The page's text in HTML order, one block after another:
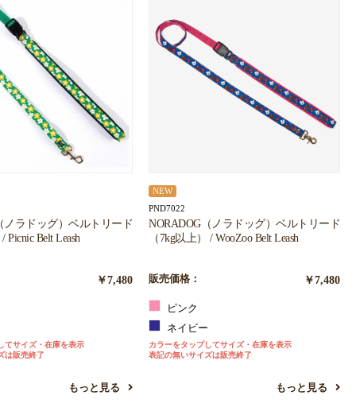
ノラドッグ）ベルトリード
Picnic Belt Leash
￥7,480
てサイズ・在庫を表示
は販売終了
もっと見る
NEW
PND7022
NORADOG（ノラドッグ）ベルトリード
（7kg以上） / WooZoo Belt Leash
販売価格： ￥7,480
ピンク
ネイビー
カラーをタップしてサイズ・在庫を表示
表記の無いサイズは販売終了
もっと見る